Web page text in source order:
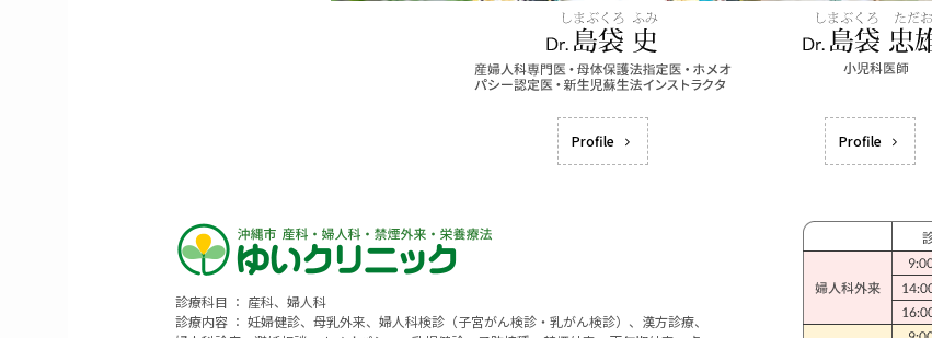
Profile Profile
診療科目 ： 産科、婦人科
診療内容 ： 妊婦健診、母乳外来、婦人科検診（子宮がん検診・乳がん検診）、漢方診療、